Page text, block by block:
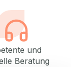
und
Beratung